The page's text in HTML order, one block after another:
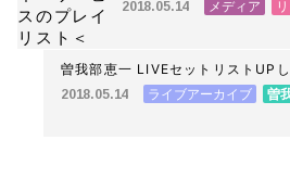
2018.05.14 メディア
曽我部恵一 LIVEセットリストUPし
5/12＜第7回 パンダ音楽祭＞@東京
2018.05.14 ライブアーカイブ
曽